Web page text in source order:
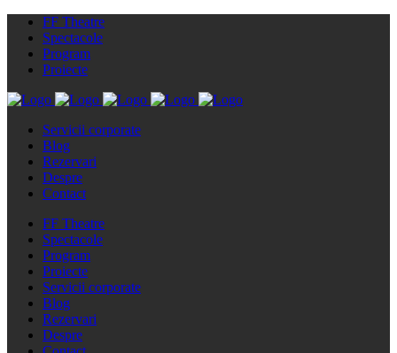
FF Theatre
Spectacole
Program
Proiecte
Servicii corporate
Blog
Rezervari
Despre
Contact
FF Theatre
Spectacole
Program
Proiecte
Servicii corporate
Blog
Rezervari
Despre